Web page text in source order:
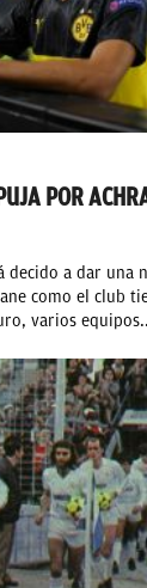
POR
decido a dar una
como el club
varios